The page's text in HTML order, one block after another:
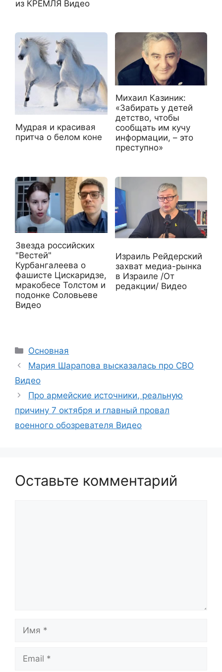
из КРЕМЛЯ Видео
Мудрая и красивая
притча о белом коне
Михаил Казиник:
«Забирать у детей
детство, чтобы
сообщать им кучу
информации, – это
преступно»
Звезда российских
"Вестей"
Курбангалеева о
фашисте Цискаридзе,
мракобесе Толстом и
подонке Соловьеве
Видео
Израиль Рейдерский
захват медиа-рынка
в Израиле /От
редакции/ Видео
Рубрики
Основная
Мария Шарапова высказалась про СВО
Видео
Про армейские источники, реальную
причину 7 октября и главный провал
военного обозревателя Видео
Оставьте комментарий
Имя
Email